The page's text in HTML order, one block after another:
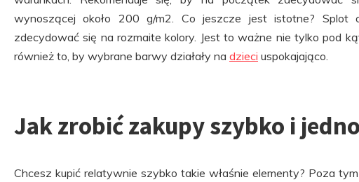
wynoszącej około 200 g/m2. Co jeszcze jest istotne? Splot
zdecydować się na rozmaite kolory. Jest to ważne nie tylko pod
również to, by wybrane barwy działały na dzieci uspokajająco.
Jak zrobić zakupy szybko i
Chcesz kupić relatywnie szybko takie właśnie elementy? Poza